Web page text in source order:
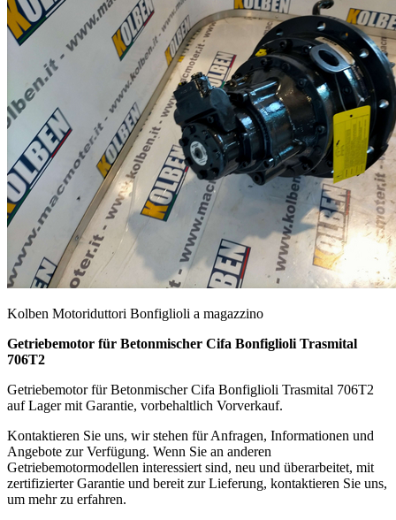
Kolben Motoriduttori Bonfiglioli a magazzino
Getriebemotor für Betonmischer Cifa Bonfiglioli Trasmital
706T2
Getriebemotor für Betonmischer Cifa Bonfiglioli Trasmital 706T2
auf Lager mit Garantie, vorbehaltlich Vorverkauf.
Kontaktieren Sie uns, wir stehen für Anfragen, Informationen und
Angebote zur Verfügung. Wenn Sie an anderen
Getriebemotormodellen interessiert sind, neu und überarbeitet, mit
zertifizierter Garantie und bereit zur Lieferung, kontaktieren Sie uns,
um mehr zu erfahren.